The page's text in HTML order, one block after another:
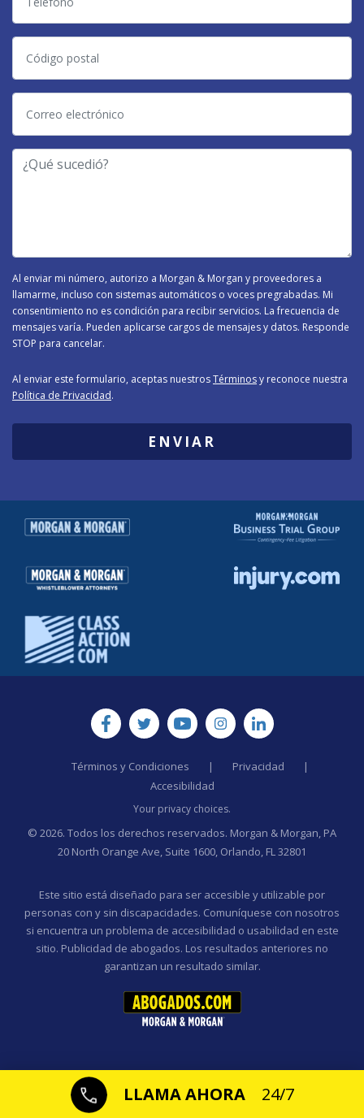
Código
postal
Correo
electrónico
-
Tipo
¿Qué
sucedió?
Al enviar mi número, autorizo a Morgan & Morgan y proveedores a
llamarme, incluso con sistemas automáticos o voces pregrabadas. Mi
consentimiento no es condición para recibir servicios. La frecuencia de
mensajes varía. Pueden aplicarse cargos de mensajes y datos. Responde
STOP para cancelar.
Al enviar este formulario, aceptas nuestrosTérminosy reconoce nuestra
Política de Privacidad.
Términos y Condiciones | Privacidad
|
Accesibilidad
Your privacy choices.
© 2026. Todos los derechos reservados. Morgan & Morgan, PA
20 North Orange Ave, Suite 1600, Orlando, FL 32801
Este sitio está diseñado para ser accesible y utilizable por
personas con y sin discapacidades. Comuníquese con nosotros
si encuentra un problema de accesibilidad o usabilidad en este
sitio. Publicidad de abogados. Los resultados anteriores no
garantizan un resultado similar.
LLAMA AHORA 24/7